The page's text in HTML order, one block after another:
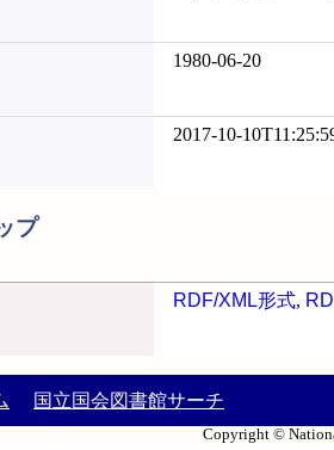
1980-06-20
2017-10-
プ
RDF/XML形式,
国立国会図書館サーチ
Copyright ©